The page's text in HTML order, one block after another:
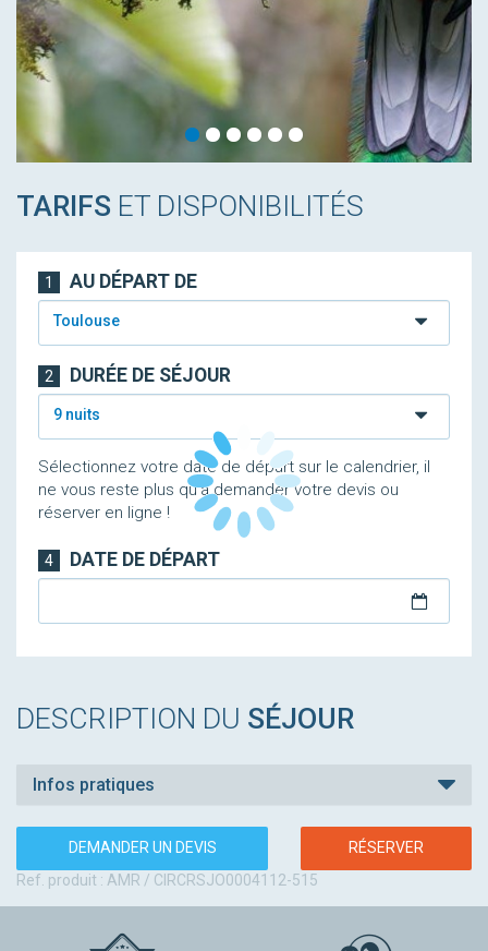
TARIFS ET DISPONIBILITÉS
1 AU DÉPART DE
Toulouse
2 DURÉE DE SÉJOUR
9 nuits
Sélectionnez votre date de départ sur le calendrier, il
ne vous reste plus qu'à demander votre devis ou
réserver en ligne !
4 DATE DE DÉPART
DESCRIPTION DU SÉJOUR
Infos pratiques
DEMANDER UN DEVIS
RÉSERVER
Ref. produit : AMR / CIRCRSJO0004112-515